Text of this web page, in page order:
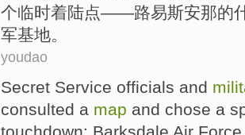
个临时着陆点——路易斯安那的
军基地。
youdao
Secret Service officials and
consulted a map and chose a
touchdown: Barksdale Air Force